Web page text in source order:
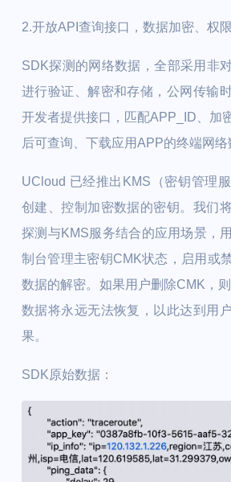
2.开放API查询接口，数据加密、权
SDK探测的网络数据，全部采用非
进行验证、解密和存储，公网传输
开发者提供接口，匹配APP_ID、加
后可查询、下载应用APP的终端网络
UCloud 已经推出KMS（密钥管理
创建、控制加密数据的密钥。我们
探测与KMS服务结合的应用场景，
制台管理主密钥CMK状态，启用或
数据的解密。如果用户删除CMK，
数据将永远无法恢复，以此达到用
果。
SDK原始数据：